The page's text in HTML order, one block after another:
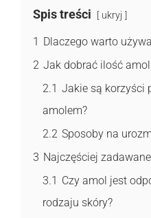
Spis treści ukryj
1 Dlaczego warto
2 Jak dobrać ilość
2.1 Jakie są korzyści
amolem?
2.2 Sposoby na
3 Najczęściej
3.1 Czy amol jest
rodzaju skóry?